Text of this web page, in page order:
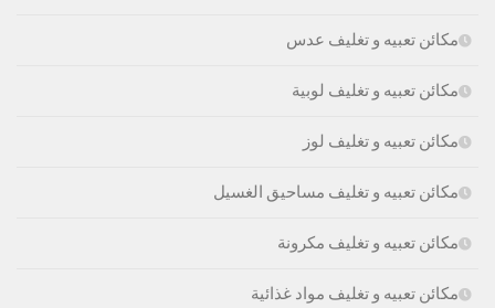
مكائن تعبيه و تغليف عدس
مكائن تعبيه و تغليف لوبية
مكائن تعبيه و تغليف لوز
مكائن تعبيه و تغليف مساحيق الغسيل
مكائن تعبيه و تغليف مكرونة
مكائن تعبيه و تغليف مواد غذائية